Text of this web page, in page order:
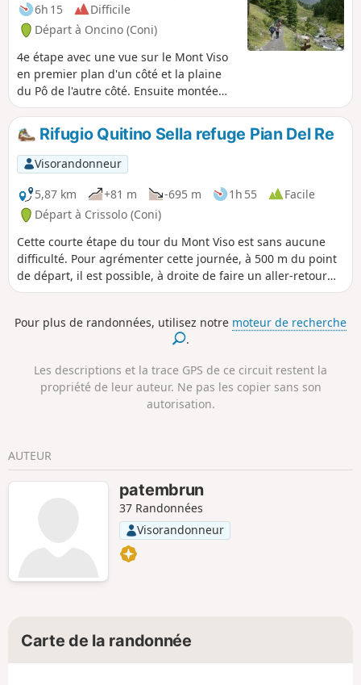
6h 15
Difficile
Départ à Oncino (Coni)
4e étape avec une vue sur le Mont Viso
en premier plan d'un côté et la plaine
du Pô de l'autre côté. Ensuite montée
dans le vallon verdoyant de Vallanta.
Rifugio Quitino Sella refuge Pian Del Re
Visorandonneur
5,87 km
+81 m -695 m 1h 55
Facile
Départ à Crissolo (Coni)
Cette courte étape du tour du Mont Viso est sans aucune
difficulté. Pour agrémenter cette journée, à 500 m du point
de départ, il est possible, à droite de faire un aller-retour
jusqu'au sommet du Viso Mozzo à 3019 m avec une très
Re, arrivée de cette étape
Pour plus de randonnées, utilisez notre moteur de recherche
.
Les descriptions et la trace GPS de ce circuit restent la
propriété de leur auteur. Ne pas les copier sans son
autorisation.
AUTEUR
patembrun
37 Randonnées
Visorandonneur
Carte de la randonnée